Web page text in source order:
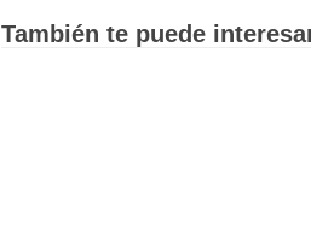
También te puede